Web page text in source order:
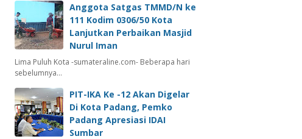
Anggota Satgas TMMD/N ke
111 Kodim 0306/50 Kota
Lanjutkan Perbaikan Masjid
Nurul Iman
Lima Puluh Kota -sumateraline.com- Beberapa hari
sebelumnya…
PIT-IKA Ke -12 Akan Digelar
Di Kota Padang, Pemko
Padang Apresiasi IDAI
Sumbar